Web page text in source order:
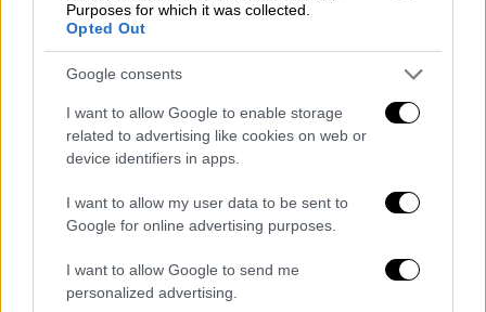
Purposes for which it was collected.
Opted Out
Google consents
I want to allow Google to enable storage
related to advertising like cookies on web or
device identifiers in apps.
I want to allow my user data to be sent to
Google for online advertising purposes.
I want to allow Google to send me
personalized advertising.